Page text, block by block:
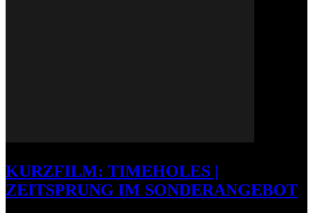
KURZFILM: TIMEHOLES |
ZEITSPRUNG IM SONDERANGEBOT